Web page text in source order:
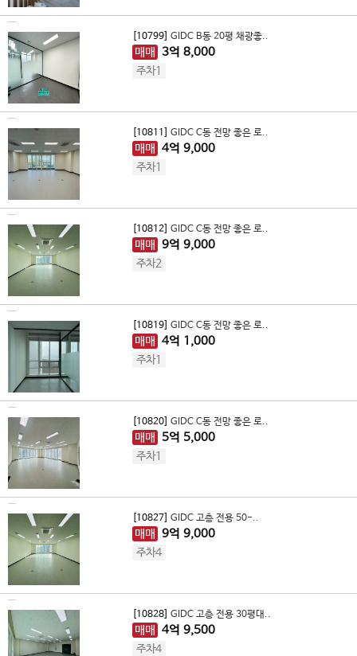
[10799] GIDC B동 20평 채광좋..
매매 3억 8,000
주차1
[10811] GIDC C동 전망 좋은 로..
매매 4억 9,000
주차1
[10812] GIDC C동 전망 좋은 로..
매매 9억 9,000
주차2
[10819] GIDC C동 전망 좋은 로..
매매 4억 1,000
주차1
[10820] GIDC C동 전망 좋은 로..
매매 5억 5,000
주차1
[10827] GIDC 고층 전용 50-..
매매 9억 9,000
주차4
[10828] GIDC 고층 전용 30평대..
매매 4억 9,500
주차4